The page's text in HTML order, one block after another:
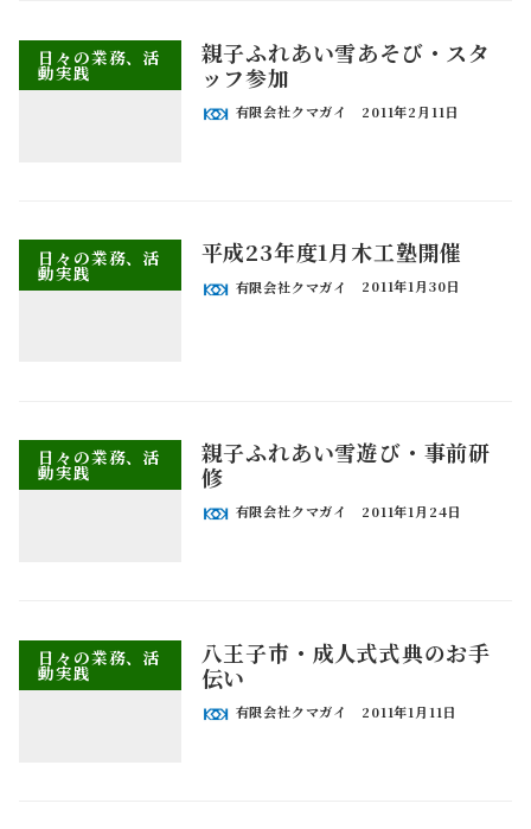
日々の業務、活
動実践
親子ふれあい雪あそび・スタ
ッフ参加
有限会社クマガイ 2011年2月11日
日々の業務、活
動実践
平成23年度1月木工塾開催
有限会社クマガイ 2011年1月30日
日々の業務、活
動実践
親子ふれあい雪遊び・事前研
修
有限会社クマガイ 2011年1月24日
日々の業務、活
動実践
八王子市・成人式式典のお手
伝い
有限会社クマガイ 2011年1月11日